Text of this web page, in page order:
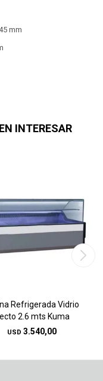
mm
INTERESAR
Refrigerada Vidrio
2.6 mts Kuma
USD 3.540,00